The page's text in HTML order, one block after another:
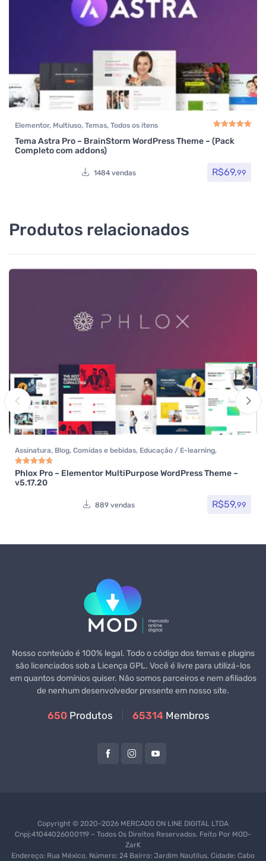
Elementor, Multiuso, Temas, Todos os itens
Avaliação
Tema Astra Pro – BrainStorm WordPress Theme – (Pack
Completo com addons)
1484 vendas R$69,99
Produtos relacionados
Assinatura, Blog, Comidas e bebidas, Educação / E-learning,
Elementor,
Virtual Multiuso, Política, Portfolio, Reservas e Aluguel, Saúde e
Beleza, Som e video
Avaliação4.80
Phlox Pro – Elementor MultiPurpose WordPress Theme –
v5.17.20
889 vendas R$59,99
Nosso conteúdo é 100% legal. Todo o código dos temas e plugins
são licenciados sob a Licença GPL. Você é livre para utilizá-los
em quantos domínios quiser. Não somos parceiros e nem afiliados
de nenhum desenvolvedor presente em nosso site.
650 Produtos 65314 Membros
Copyright © 2020-2026 MERCADO ON LINE DIGITAL LTDA
Cnpj:41044026000119 – Todos Os Direitos Reservados. Feito Por MOD-
ZarK
Endereço: Rua México, Número: 24 Bairro: Jardim Nautilus, Cidade: Cabo